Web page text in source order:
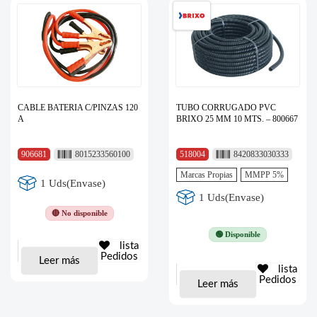
CABLE BATERIA C/PINZAS 120
A
906681 8015233560100
1 Uds(Envase)
🔴 No disponible
Leer más
lista
Pedidos
TUBO CORRUGADO PVC
BRIXO 25 MM 10 MTS. – 800667
518004 8420833030333
Marcas Propias MMPP 5%
1 Uds(Envase)
🟢 Disponible
Leer más
lista
Pedidos